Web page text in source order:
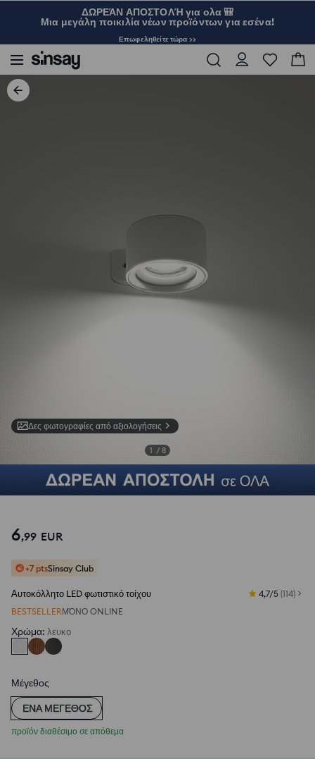
ΔΩΡΕΆΝ ΑΠΟΣΤΟΛΉ για ολα 🎒
Μια μεγάλη ποικιλία νέων προϊόντων για εσένα!
Επωφεληθείτε τώρα >>
Δες φωτογραφίες από αξιολογήσεις
1 / 8
6,99 EUR
+7 ptsSinsay Club
Αυτοκόλλητο LED φωτιστικό τοίχου 4,7/5 (114)
BESTSELLERΜΌΝΟ ONLINE
Χρώμα: λευκο
Μέγεθος
ΈΝΑ ΜΈΓΕΘΟΣ
προϊόν διαθέσιμο σε απόθεμα